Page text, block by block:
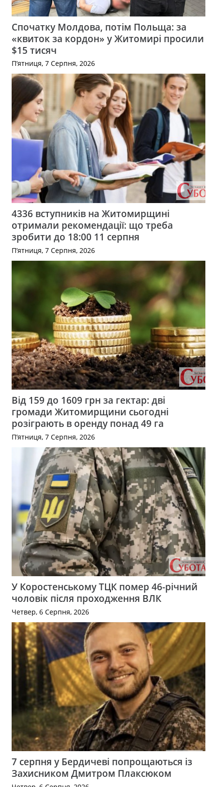
Спочатку Молдова, потім Польща: за
«квиток за кордон» у Житомирі просили
$15 тисяч
П’ятниця, 7 Серпня, 2026
4336 вступників на Житомирщині
отримали рекомендації: що треба
зробити до 18:00 11 серпня
П’ятниця, 7 Серпня, 2026
Від 159 до 1609 грн за гектар: дві
громади Житомирщини сьогодні
розіграють в оренду понад 49 га
П’ятниця, 7 Серпня, 2026
У Коростенському ТЦК помер 46-річний
чоловік після проходження ВЛК
Четвер, 6 Серпня, 2026
7 серпня у Бердичеві попрощаються із
Захисником Дмитром Плаксюком